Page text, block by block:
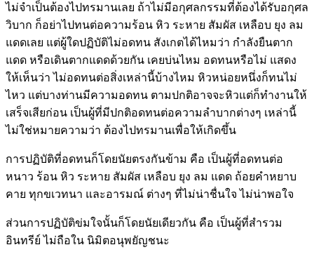
ไม่จำเป็นต้องไปทรมานเลย ถ้าไม่มีอกุศลกรรมที่ต้องได้รับอกุศล
วิบาก ก็อย่าไปทนต่อความร้อน หิว ระหาย สัมผัส เหลือบ ยุง ลม
แดดเลย แต่ผู้ใดปฏิบัติไม่อดทน สังเกตได้ไหมว่า กำลังยืนตาก
แดด หรือเดินตากแดดด้วยกัน เคยบ่นไหม อดทนหรือไม่ แสดง
ให้เห็นว่า ไม่อดทนต่อสิ่งเหล่านี้บ้างไหม หิวหน่อยหนึ่งก็ทนไม่
ไหว แต่บางท่านมีความอดทน ตามปกติอาจจะหิวแต่ก็ทำงานให้
เสร็จเสียก่อน เป็นผู้ที่มีปกติอดทนต่อความลำบากต่างๆ เหล่านี้
ไม่ใช่หมายความว่า ต้องไปทรมานเพื่อให้เกิดขึ้น
การปฏิบัติที่อดทนก็โดยนัยตรงกันข้าม คือ เป็นผู้ที่อดทนต่อ
หนาว ร้อน หิว ระหาย สัมผัส เหลือบ ยุง ลม แดด ถ้อยคำหยาบ
คาย ทุกขเวทนา และอารมณ์ ต่างๆ ที่ไม่น่าชื่นใจ ไม่น่าพอใจ
ส่วนการปฏิบัติข่มใจนั้นก็โดยนัยเดียวกัน คือ เป็นผู้ที่สำรวม
อินทรีย์ ไม่ถือใน นิมิตอนุพยัญชนะ